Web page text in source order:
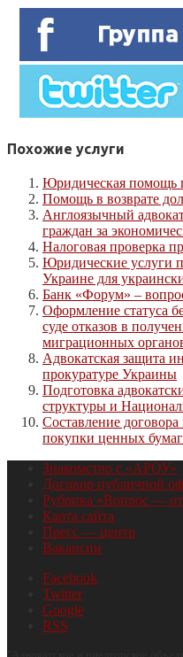
Похожие услуги
Юридическая помощь
Помощь в возврате
Англоязычный
граждан за
Налоговая проверка
Юридические услуги
Украине для
Банк «Форум» –
Оформление статуса
суде отказов в
миграционных
Адвокатская защита
прокуратуре Украины
Подготовка
структуры и
Составление
покупки ценных
Знакомство с «АРОУ»
Договор публичной
Рубрика «Вопрос —
Карта сайта
Пресс — центр
Вакансии
Facebook
Twitter
Google
RSS